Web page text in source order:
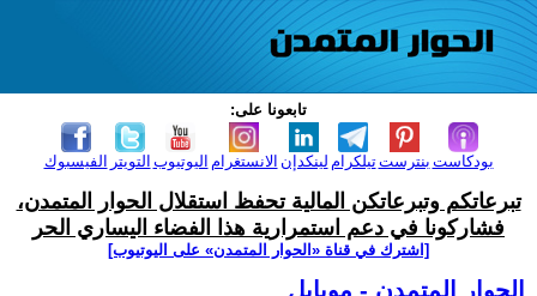
تابعونا على:
الفيسبوك التويتر اليوتيوب الانستغرام لينكدإن تيلكرامبنترست بودكاست
تبرعاتكم وتبرعاتكن المالية تحفظ استقلال الحوار المتمدن،
فشاركونا في دعم استمرارية هذا الفضاء اليساري الحر
[اشترك في قناة ‫«الحوار المتمدن» على اليوتيوب]
الحوار المتمدن - موبايل